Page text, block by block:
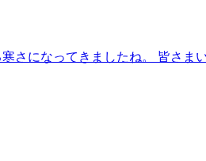
さになってきましたね。 皆さ